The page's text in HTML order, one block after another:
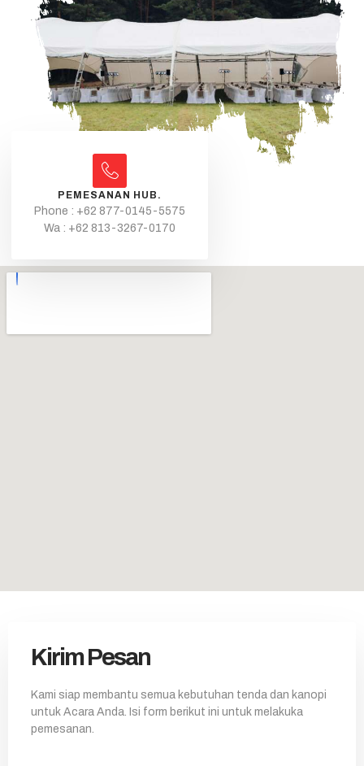
PEMESANAN HUB.
Phone : +62 877-0145-5575
Wa : +62 813-3267-0170
Kirim Pesan
Kami siap membantu semua kebutuhan tenda dan kanopi
untuk Acara Anda. Isi form berikut ini untuk melakuka
pemesanan.